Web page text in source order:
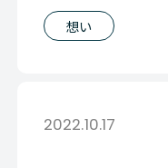
らい足元の状態を
想い
2022.10.17